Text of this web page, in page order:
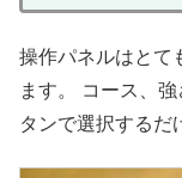
操作パネルはとて
ます。 コース、
タンで選択するだ